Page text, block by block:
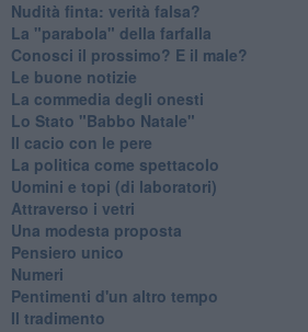
Nudità finta: verità falsa?
La "parabola" della farfalla
Conosci il prossimo? E il male?
Le buone notizie
La commedia degli onesti
Lo Stato "Babbo Natale"
Il cacio con le pere
La politica come spettacolo
Uomini e topi (di laboratori)
Attraverso i vetri
Una modesta proposta
Pensiero unico
Numeri
Pentimenti d'un altro tempo
Il tradimento